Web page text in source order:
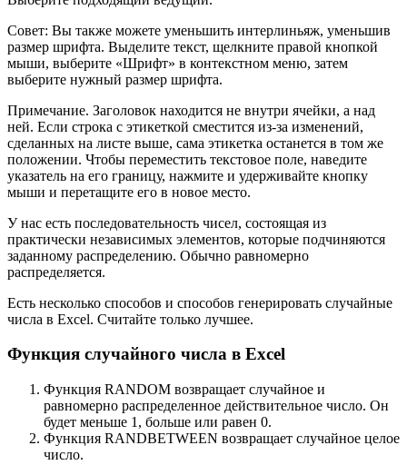
Совет: Вы также можете уменьшить интерлиньяж, уменьшив
размер шрифта. Выделите текст, щелкните правой кнопкой
мыши, выберите «Шрифт» в контекстном меню, затем
выберите нужный размер шрифта.
Примечание. Заголовок находится не внутри ячейки, а над
ней. Если строка с этикеткой сместится из-за изменений,
сделанных на листе выше, сама этикетка останется в том же
положении. Чтобы переместить текстовое поле, наведите
указатель на его границу, нажмите и удерживайте кнопку
мыши и перетащите его в новое место.
У нас есть последовательность чисел, состоящая из
практически независимых элементов, которые подчиняются
заданному распределению. Обычно равномерно
распределяется.
Есть несколько способов и способов генерировать случайные
числа в Excel. Считайте только лучшее.
Функция случайного числа в Excel
Функция RANDOM возвращает случайное и
равномерно распределенное действительное число. Он
будет меньше 1, больше или равен 0.
Функция RANDBETWEEN возвращает случайное целое
число.